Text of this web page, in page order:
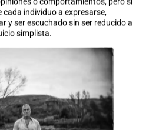
cada individuo a expresarse,
y ser escuchado sin ser reducido a
simplista.